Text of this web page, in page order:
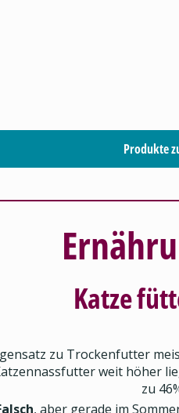
Produkte
Katze
zu Trockenfutter
weit höher
zu
, aber gerade im